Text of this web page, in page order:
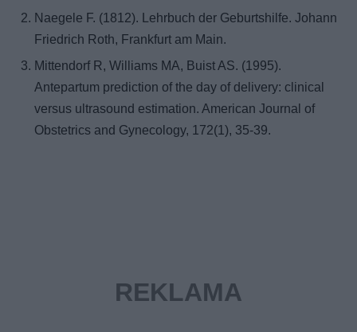
Naegele F. (1812). Lehrbuch der Geburtshilfe. Johann
Friedrich Roth, Frankfurt am Main.
Mittendorf R, Williams MA, Buist AS. (1995).
Antepartum prediction of the day of delivery: clinical
versus ultrasound estimation. American Journal of
Obstetrics and Gynecology, 172(1), 35-39.